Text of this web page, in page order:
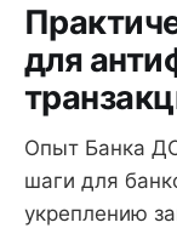
для
Опыт Банка
шаги для
укреплению